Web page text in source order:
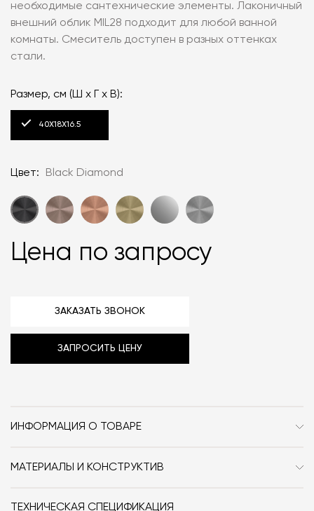
необходимые сантехнические элементы. Лаконичный
внешний облик MIL28 подходит для любой ванной
комнаты. Смеситель доступен в разных оттенках
стали.
Размер, см (Ш х Г х В):
40Х18Х16.5
Цвет: Black Diamond
Цена по запросу
ЗАКАЗАТЬ ЗВОНОК
ЗАПРОСИТЬ ЦЕНУ
ИНФОРМАЦИЯ О ТОВАРЕ
МАТЕРИАЛЫ И КОНСТРУКТИВ
ТЕХНИЧЕСКАЯ СПЕЦИФИКАЦИЯ